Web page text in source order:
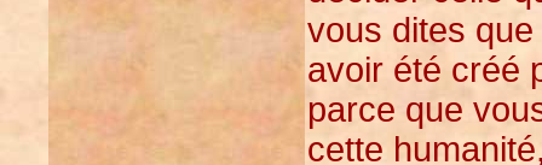
vous dites
avoir été créé
parce que
cette